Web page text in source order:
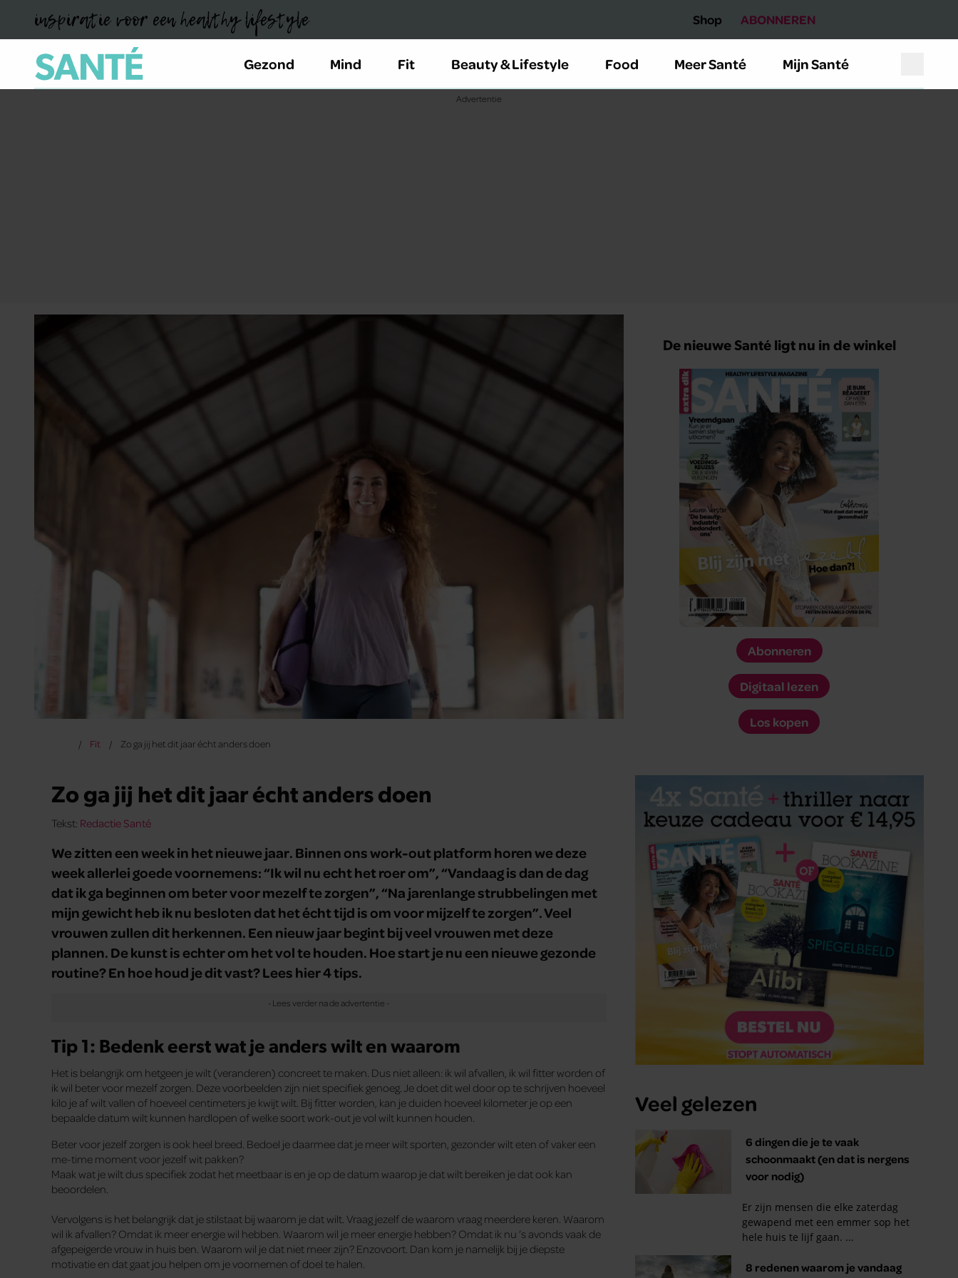
inspiratie voor een healthy lifestyle Shop ABONNEREN
Gezond Mind Fit Beauty & Lifestyle Food Meer Santé Mijn Santé
Fit Zo ga jij het dit jaar écht anders doen
Zo ga jij het dit jaar écht anders doen
Tekst: Redactie Santé
We zitten een week in het nieuwe jaar. Binnen ons work-out platform horen we deze
week allerlei goede voornemens: “Ik wil nu echt het roer om”, “Vandaag is dan de dag
dat ik ga beginnen om beter voor mezelf te zorgen”, “Na jarenlange strubbelingen met
mijn gewicht heb ik nu besloten dat het écht tijd is om voor mijzelf te zorgen”. Veel
vrouwen zullen dit herkennen. Een nieuw jaar begint bij veel vrouwen met deze
plannen. De kunst is echter om het vol te houden. Hoe start je nu een nieuwe gezonde
routine? En hoe houd je dit vast? Lees hier 4 tips.
Tip 1: Bedenk eerst wat je anders wilt en waarom
Het is belangrijk om hetgeen je wilt (veranderen) concreet te maken. Dus niet alleen: ik wil afvallen, ik wil fitter worden of
ik wil beter voor mezelf zorgen. Deze voorbeelden zijn niet specifiek genoeg. Je doet dit wel door op te schrijven hoeveel
kilo je af wilt vallen of hoeveel centimeters je kwijt wilt. Bij fitter worden, kan je duiden hoeveel kilometer je op een
bepaalde datum wilt kunnen hardlopen of welke soort work-out je vol wilt kunnen houden.
Beter voor jezelf zorgen is ook heel breed. Bedoel je daarmee dat je meer wilt sporten, gezonder wilt eten of vaker een
me-time moment voor jezelf wit pakken?
Maak wat je wilt dus specifiek zodat het meetbaar is en je op de datum waarop je dat wilt bereiken je dat ook kan
beoordelen.
Vervolgens is het belangrijk dat je stilstaat bij waarom je dat wilt. Vraag jezelf de waarom vraag meerdere keren. Waarom
wil ik afvallen? Omdat ik meer energie wil hebben. Waarom wil je meer energie hebben? Omdat ik nu ’s avonds vaak de
afgepeigerde vrouw in huis ben. Waarom wil je dat niet meer zijn? Enzovoort. Dan kom je namelijk bij je diepste
motivatie en dat gaat jou helpen om je voornemen of doel te halen.
De nieuwe Santé ligt nu in de winkel
Abonneren
Digitaal lezen
Los kopen